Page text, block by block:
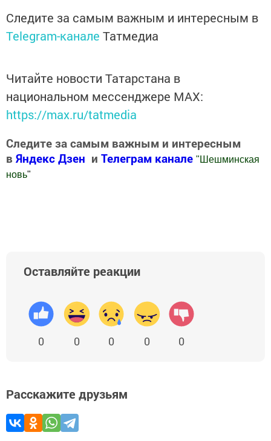
Следите за самым важным и интересным в
Telegram-канале Татмедиа
Читайте новости Татарстана в
национальном мессенджере MАХ:
https://max.ru/tatmedia
Следите за самым важным и интересным
в Яндекс Дзен и Телеграм канале " Шешминская
новь"
Оставляйте реакции
0 0 0 0 0
Расскажите друзьям